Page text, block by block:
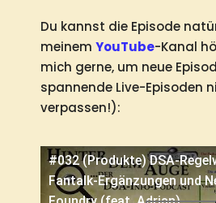
Du kannst die Episode
meinem YouTube-Kanal
mich gerne, um neue
spannende Live-Episoden
verpassen!):
#032 (Produkte) DSA-
Fantalk-Ergänzungen und